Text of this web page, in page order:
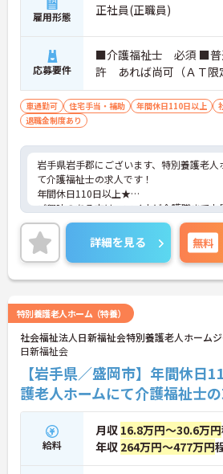
雇用形態 正社員(正職員)
応募要件
■介護福祉士 必須 ■普
許 あれば尚可（ＡＴ限
車通勤可 住宅手当・補助 年間休日110日以上
退職金制度あり
岩手県岩手郡にございます、特別養護老人
て介護福祉士の求人です！
年間休日110日以上★
ご興味のある方は、マイナビ介護職までお
せください。
詳細を見る 無料
特別養護老人ホーム（特養）
社会福祉法人日新福祉会特別養護老人ホーム
日新福祉会
【岩手県／盛岡市】年間休
護老人ホームにて介護福祉士の
給料
月収 16.8万円～30.6万円
年収 264万円～477万円